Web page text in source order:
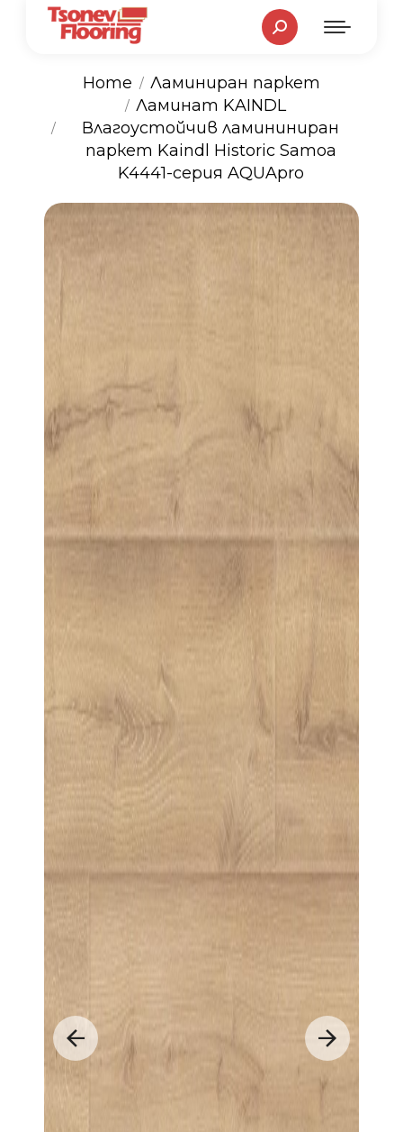
Search:
You are here:
Home
Ламиниран паркет
Ламинат KAINDL
Влагоустойчив ламининиран
паркет Kaindl Historic Samoa
K4441-серия AQUApro